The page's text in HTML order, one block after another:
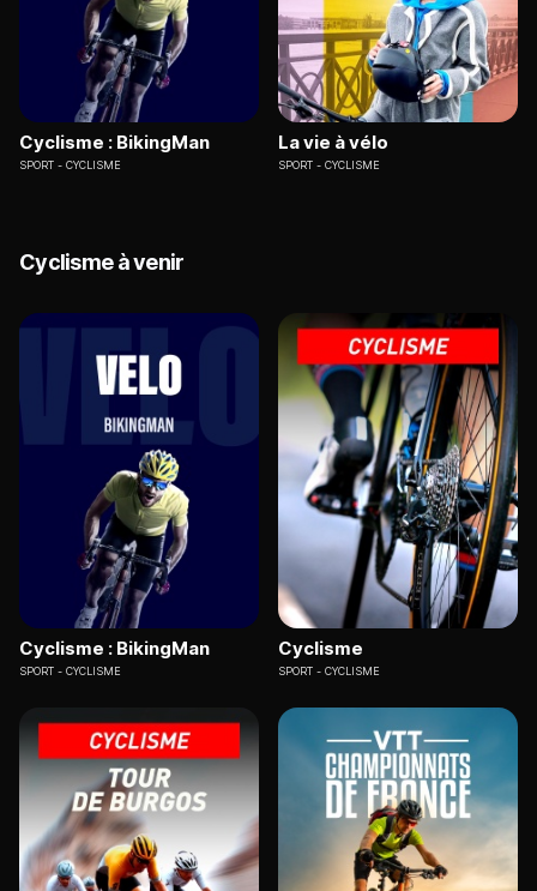
Cyclisme : BikingMan
SPORT CYCLISME
La vie à vélo
SPORT CYCLISME
Cyclisme à venir
Cyclisme : BikingMan
SPORT CYCLISME
Cyclisme
SPORT CYCLISME